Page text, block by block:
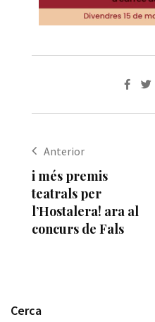
Anterior
i més premis
teatrals per
l’Hostalera! ara al
concurs de Fals
Cerca